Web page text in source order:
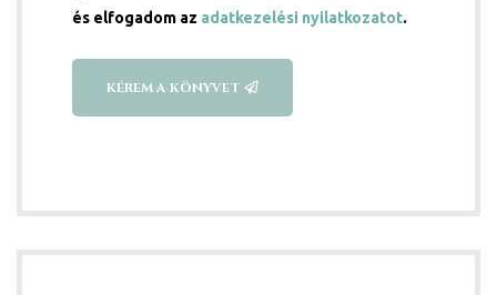
és elfogadom az adatkezelési nyilatkozatot.
KÉREM A KÖNYVET